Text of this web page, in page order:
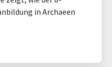
in Archaeen